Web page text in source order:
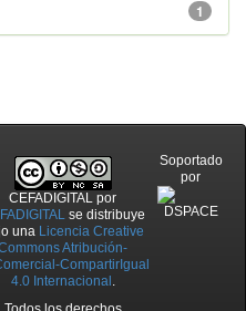
1
CEFADIGITAL por
se distribuye
una Licencia Creative
Atribución-
CompartirIgual
4.0 Internacional .
Soportado
por